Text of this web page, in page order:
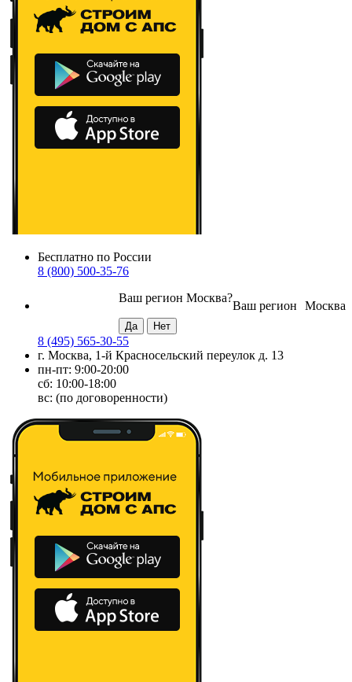
Бесплатно по России
8 (800) 500-35-76
Москва
Ваш регион
Ваш регион Москва?
8 (495) 565-30-55
г. Москва, 1-й Красносельский переулок д. 13
пн-пт: 9:00-20:00
сб: 10:00-18:00
вс: (по договоренности)